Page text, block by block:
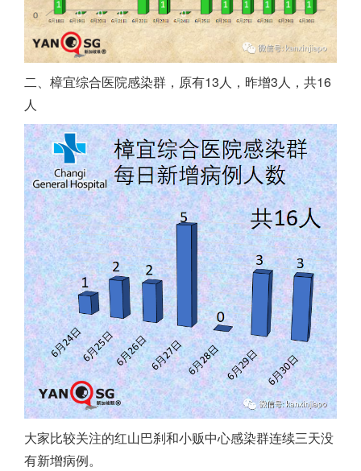
二、樟宜综合医院感染群，原有13人，昨增3人，共16
人
大家比较关注的红山巴刹和小贩中心感染群连续三天没
有新增病例。